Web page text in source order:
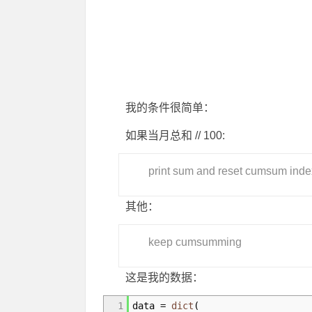
我的条件很简单：
如果当月总和 // 100:
print sum and reset cumsum
其他：
keep cumsumming
这是我的数据：
1 data = dict (